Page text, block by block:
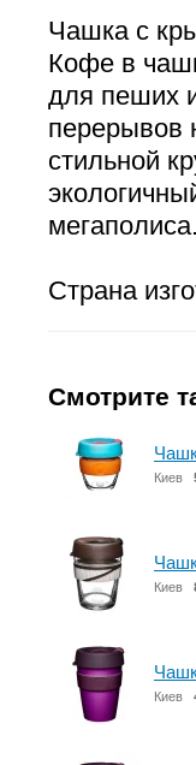
Чашка с
Кофе в
для пеших
перерывов
стильной
мегаполиса.
Страна
Смотрите
Киев
Киев
Киев